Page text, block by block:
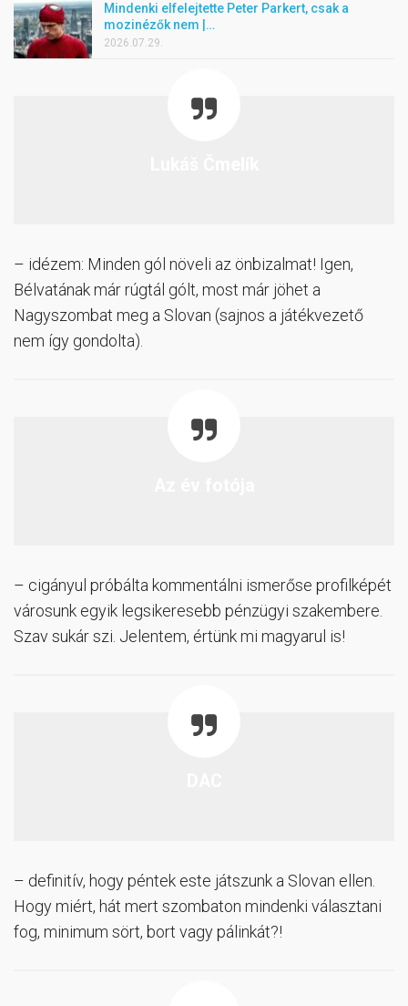
Mindenki elfelejtette Peter Parkert, csak a
mozinézők nem |…
2026.07.29.
– idézem: Minden gól növeli az önbizalmat! Igen,
Bélvatának már rúgtál gólt, most már jöhet a
Nagyszombat meg a Slovan (sajnos a játékvezető
nem így gondolta).
– cigányul próbálta kommentálni ismerőse profilképét
városunk egyik legsikeresebb pénzügyi szakembere.
Szav sukár szi. Jelentem, értünk mi magyarul is!
– definitív, hogy péntek este játszunk a Slovan ellen.
Hogy miért, hát mert szombaton mindenki választani
fog, minimum sört, bort vagy pálinkát?!